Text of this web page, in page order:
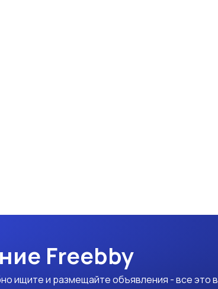
Freebby
ищите и размещайте объявления - все это в